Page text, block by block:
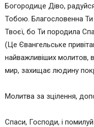
Богородице Діво,
Тобою. Благословенна Ти
Твоєї, бо Ти породила
(Це Євангельське
найважливіших молитов,
мир, захищає людину
Молитва за зцілення,
Спаси, Господи, і